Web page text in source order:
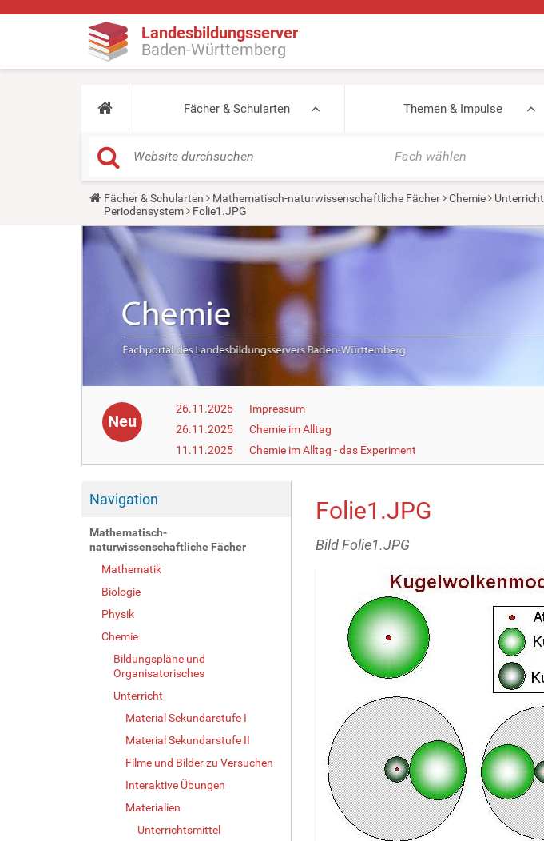
Landesbildungsserver
Baden-Württemberg
Fächer & Schularten Themen & Impulse
Fach wählen
Y
u
r
Fächer & Schularten Mathematisch-naturwissenschaftliche Fächer Chemie Unterricht
Periodensystem
Folie1.JPG
Neu
26.11.2025
Impressum
26.11.2025
Chemie im Alltag
11.11.2025
Chemie im Alltag - das Experiment
Navigation
Mathematisch-
naturwissenschaftliche Fächer
Mathematik
Biologie
Physik
Chemie
Bildungspläne und
Organisatorisches
Unterricht
Material Sekundarstufe I
Material Sekundarstufe II
Filme und Bilder zu Versuchen
Interaktive Übungen
Materialien
Unterrichtsmittel
Folie1.JPG
Bild Folie1.JPG